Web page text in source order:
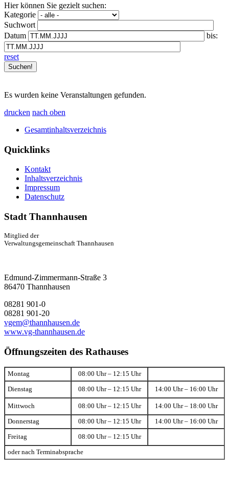
Hier können Sie gezielt suchen:
Kategorie
Suchwort
Datum
bis:
reset
Es wurden keine Veranstaltungen gefunden.
drucken nach oben
Gesamtinhaltsverzeichnis
Quicklinks
Kontakt
Inhaltsverzeichnis
Impressum
Datenschutz
Stadt Thannhausen
Mitglied der
Verwaltungsgemeinschaft Thannhausen
Edmund-Zimmermann-Straße 3
86470 Thannhausen
08281 901-0
08281 901-20
vgem@thannhausen.de
www.vg-thannhausen.de
Öffnungszeiten des Rathauses
Montag 08:00 Uhr – 12:15 Uhr
Dienstag 08:00 Uhr – 12:15 Uhr 14:00 Uhr – 16:00 Uhr
Mittwoch 08:00 Uhr – 12:15 Uhr 14:00 Uhr – 18:00 Uhr
Donnerstag 08:00 Uhr – 12:15 Uhr 14:00 Uhr – 16:00 Uhr
Freitag 08:00 Uhr – 12:15 Uhr
oder nach Terminabsprache